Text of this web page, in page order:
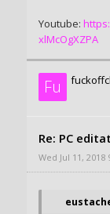
Youtube:
xlMcOgXZPA
Fu
Re: PC
Wed Jul 11, 2018